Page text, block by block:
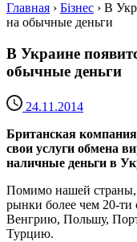
Главная › Бізнес › В
на обычные деньги
В Украине
обычные деньги
24.11.2014
Британская
свои услуги обмена
наличные деньги в
Помимо нашей страны,
рынки более чем 20-
Венгрию, Польшу,
Турцию.